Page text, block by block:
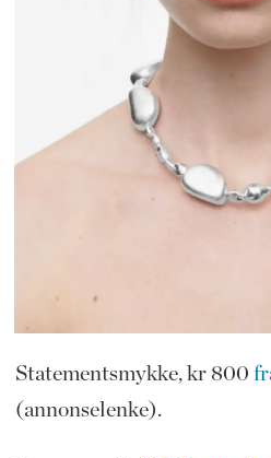
Statementsmykke, kr 800
(annonselenke).